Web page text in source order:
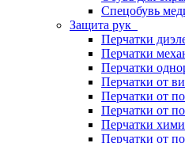
Спецобувь
Защита рук
Перчатки
Перчатки
Перчатки
Перчатки от
Перчатки от
Перчатки от
Перчатки
Перчатки от